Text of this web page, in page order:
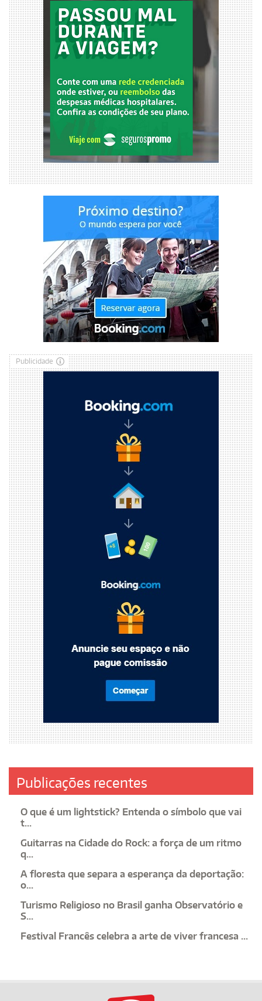
Publicidade
Publicações recentes
O que é um lightstick? Entenda o símbolo que vai
t...
Guitarras na Cidade do Rock: a força de um ritmo
q...
A floresta que separa a esperança da deportação:
o...
Turismo Religioso no Brasil ganha Observatório e
S...
Festival Francês celebra a arte de viver francesa ...